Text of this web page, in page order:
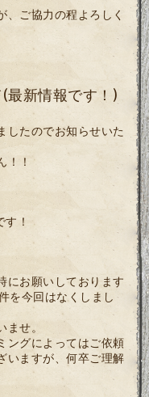
、ご協力の程よろしく
最新情報です！)
したのでお知らせいた
！！
！
にお願いしております
を今回はなくしまし
せ。
ングによってはご依頼
いますが、何卒ご理解